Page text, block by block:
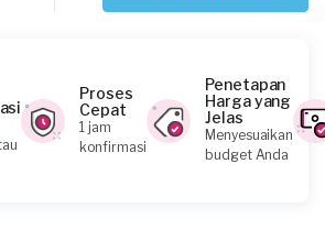
Kulkas
Proses
Cepat
1 jam
konfirmasi
Penetapan
Harga yang
Jelas
Menyesuaikan
budget Anda